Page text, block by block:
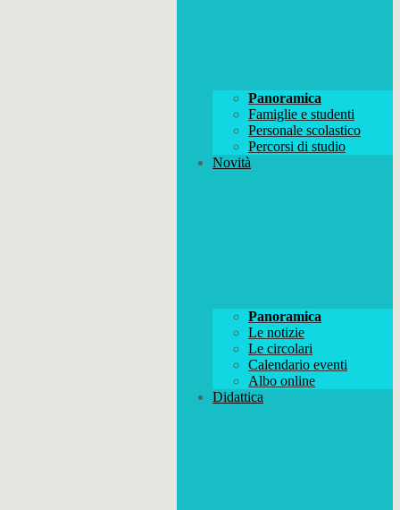
Panoramica
Famiglie e studenti
Personale scolastico
Percorsi di studio
Novità
Panoramica
Le notizie
Le circolari
Calendario eventi
Albo online
Didattica